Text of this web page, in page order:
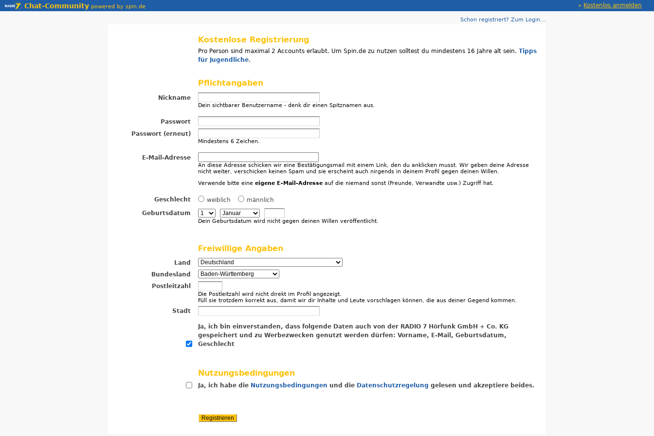
Chat-Community powered by spin.de » Kostenlos anmelden
Schon registriert? Zum Login...
Kostenlose Registrierung
Pro Person sind maximal 2 Accounts erlaubt. Um Spin.de zu nutzen solltest du mindestens 16 Jahre alt sein. Tipps
für Jugendliche.
Pflichtangaben
Nickname
Dein sichtbarer Benutzername - denk dir einen Spitznamen aus.
Passwort
Passwort (erneut)
Mindestens 6 Zeichen.
E-Mail-Adresse
An diese Adresse schicken wir eine Bestätigungsmail mit einem Link, den du anklicken musst. Wir geben deine Adresse
nicht weiter, verschicken keinen Spam und sie erscheint auch nirgends in deinem Profil gegen deinen Willen.
Verwende bitte eine eigene E-Mail-Adresse auf die niemand sonst (Freunde, Verwandte usw.) Zugriff hat.
Geschlecht weiblich
männlich
Geburtsdatum
Dein Geburtsdatum wird nicht gegen deinen Willen veröffentlicht.
Freiwillige Angaben
Land
Bundesland
Postleitzahl
Die Postleitzahl wird nicht direkt im Profil angezeigt.
Füll sie trotzdem korrekt aus, damit wir dir Inhalte und Leute vorschlagen können, die aus deiner Gegend kommen.
Stadt
Ja, ich bin einverstanden, dass folgende Daten auch von der RADIO 7 Hörfunk GmbH + Co. KG
gespeichert und zu Werbezwecken genutzt werden dürfen: Vorname, E-Mail, Geburtsdatum,
Geschlecht
Nutzungsbedingungen
Ja, ich habe die Nutzungsbedingungen und die Datenschutzregelung gelesen und akzeptiere beides.
Registrieren